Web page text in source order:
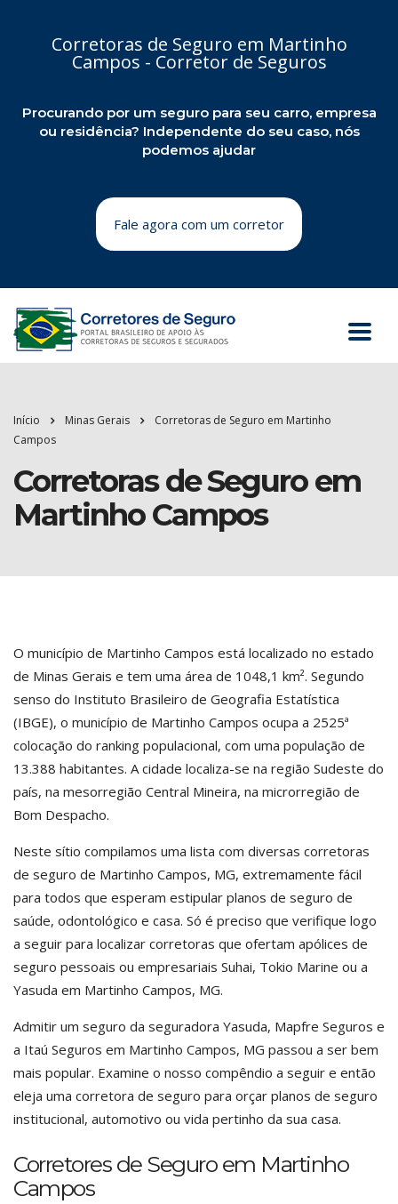
Corretoras de Seguro em Martinho
Campos - Corretor de Seguros
Procurando por um seguro para seu carro, empresa
ou residência? Independente do seu caso, nós
podemos ajudar
Fale agora com um corretor
Início Minas Gerais
Corretoras de Seguro em Martinho
Campos
Corretoras de Seguro em
Martinho Campos
O município de Martinho Campos está localizado no estado
de Minas Gerais e tem uma área de 1048,1 km². Segundo
senso do Instituto Brasileiro de Geografia Estatística
(IBGE), o município de Martinho Campos ocupa a 2525ª
colocação do ranking populacional, com uma população de
13.388 habitantes. A cidade localiza-se na região Sudeste do
país, na mesorregião Central Mineira, na microrregião de
Bom Despacho.
Neste sítio compilamos uma lista com diversas corretoras
de seguro de Martinho Campos, MG, extremamente fácil
para todos que esperam estipular planos de seguro de
saúde, odontológico e casa. Só é preciso que verifique logo
a seguir para localizar corretoras que ofertam apólices de
seguro pessoais ou empresariais Suhai, Tokio Marine ou a
Yasuda em Martinho Campos, MG.
Admitir um seguro da seguradora Yasuda, Mapfre Seguros e
a Itaú Seguros em Martinho Campos, MG passou a ser bem
mais popular. Examine o nosso compêndio a seguir e então
eleja uma corretora de seguro para orçar planos de seguro
institucional, automotivo ou vida pertinho da sua casa.
Corretores de Seguro em Martinho
Campos